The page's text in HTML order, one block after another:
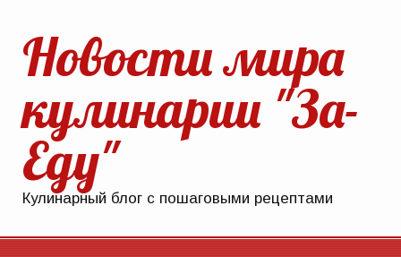
Новости мира
кулинарии "За-
Еду"
Кулинарный блог с пошаговыми рецептами